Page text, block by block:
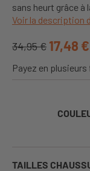
sans heurt grâce à
Voir la description
34,95 € 17,48 €
Payez en
TAILLES